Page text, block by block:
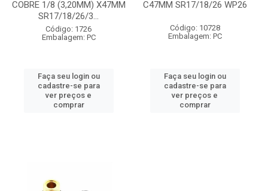
COBRE 1/8 (3,20MM) X47MM
SR17/18/26/3...
Código: 1726
Embalagem: PC
Faça seu login ou
cadastre-se para
ver preços e
comprar
C47MM SR17/18/26 WP26
Código: 10728
Embalagem: PC
Faça seu login ou
cadastre-se para
ver preços e
comprar